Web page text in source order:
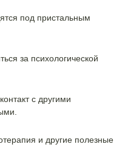
под пристальным
за психологической
с другими
и другие полезные